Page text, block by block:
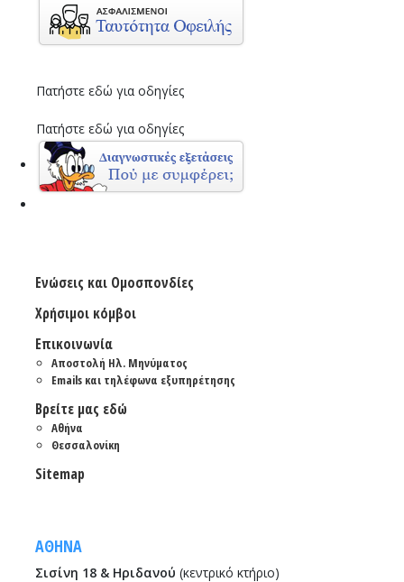
Πατήστε εδώ για οδηγίες
Πατήστε εδώ για οδηγίες
Ενώσεις και Ομοσπονδίες
Χρήσιμοι κόμβοι
Επικοινωνία
Αποστολή Ηλ. Μηνύματος
Emails και τηλέφωνα εξυπηρέτησης
Βρείτε μας εδώ
Αθήνα
Θεσσαλονίκη
Sitemap
ΑΘΗΝΑ
Σισίνη 18 & Ηριδανού (κεντρικό κτήριο)